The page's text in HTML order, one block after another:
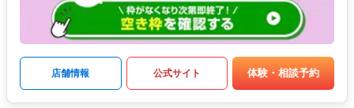
店舗情報 公式サイト 体験・相談予約